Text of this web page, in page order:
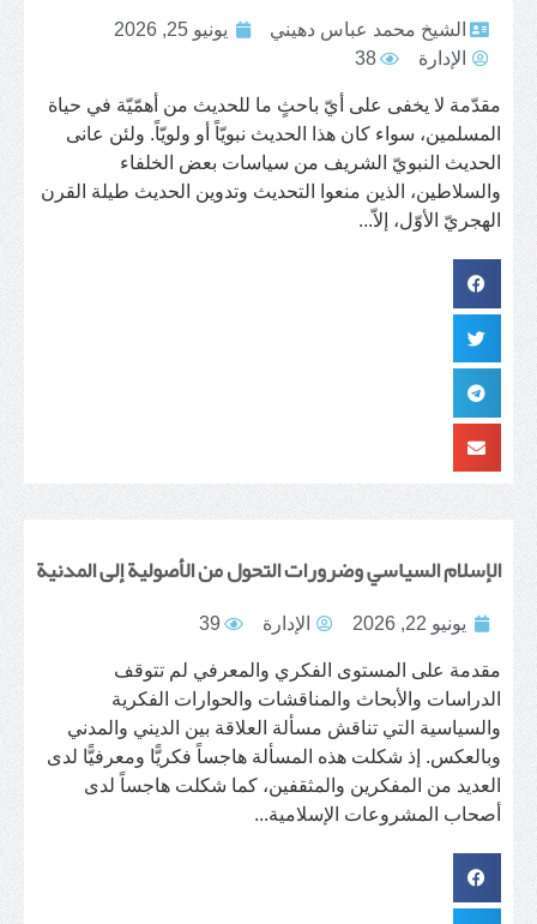
الشيخ محمد عباس دهيني
يونيو 25, 2026
الإدارة
38
مقدّمة لا يخفى على أيّ باحثٍ ما للحديث من أهمّيّة في حياة
المسلمين، سواء كان هذا الحديث نبويّاً أو ولويّاً. ولئن عانى
الحديث النبويّ الشريف من سياسات بعض الخلفاء
والسلاطين، الذين منعوا التحديث وتدوين الحديث طيلة القرن
الهجريّ الأوّل، إلاّ...
الإسلام السياسي وضرورات التحول من الأصولية إلى المدنية
يونيو 22, 2026 الإدارة 39
مقدمة على المستوى الفكري والمعرفي لم تتوقف
الدراسات والأبحاث والمناقشات والحوارات الفكرية
والسياسية التي تناقش مسألة العلاقة بين الديني والمدني
وبالعكس. إذ شكلت هذه المسألة هاجساً فكريًّا ومعرفيًّا لدى
العديد من المفكرين والمثقفين، كما شكلت هاجساً لدى
أصحاب المشروعات الإسلامية...